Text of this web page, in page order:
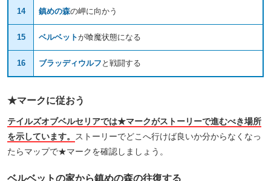
14 鎮めの森の岬に向かう
15 ベルベットが喰魔状態になる
16 ブラッディウルフ と戦闘する
★マークに従おう
テイルズオブベルセリアでは★マークがストーリーで進むべき場所
を示しています。
ストーリーでどこへ行けば良いか分からなくなっ
たらマップで★マークを確認しましょう。
ベルベットの家から鎮めの森の往復する